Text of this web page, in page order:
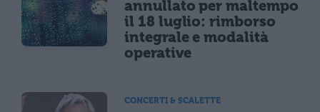
annullato per maltempo
il 18 luglio: rimborso
integrale e modalità
operative
CONCERTI & SCALETTE